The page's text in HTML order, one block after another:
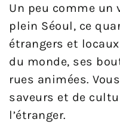
Un peu comme un
plein Séoul, ce
étrangers et
du monde, ses
rues animées.
saveurs et de
l’étranger.